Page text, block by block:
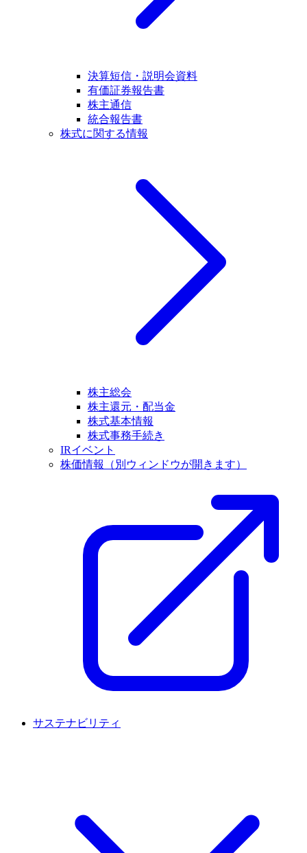
決算短信・説明会資料
有価証券報告書
株主通信
統合報告書
株式に関する情報
株主総会
株主還元・配当金
株式基本情報
株式事務手続き
IRイベント
株価情報
（別ウィンドウが開きます）
サステナビリティ